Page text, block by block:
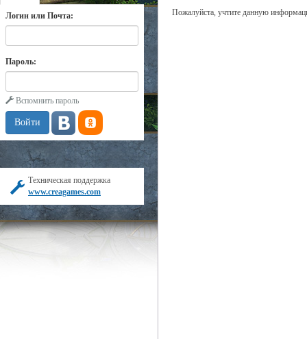
Логин или Почта:
Пароль:
Вспомнить пароль
Техническая поддержка
www.creagames.com
Пожалуйста, учтите данную